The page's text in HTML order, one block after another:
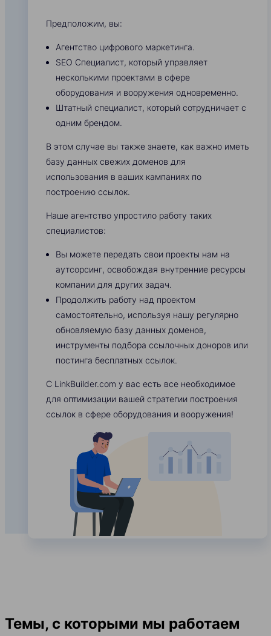
Предположим, вы:
Агентство цифрового маркетинга.
SEO Специалист, который управляет
несколькими проектами в сфере
оборудования и вооружения одновременно.
Штатный специалист, который сотрудничает с
одним брендом.
В этом случае вы также знаете, как важно иметь
базу данных свежих доменов для
использования в ваших кампаниях по
построению ссылок.
Наше агентство упростило работу таких
специалистов:
Вы можете передать свои проекты нам на
аутсорсинг, освобождая внутренние ресурсы
компании для других задач.
Продолжить работу над проектом
самостоятельно, используя нашу регулярно
обновляемую базу данных доменов,
инструменты подбора ссылочных доноров или
постинга бесплатных ссылок.
С LinkBuilder.com у вас есть все необходимое
для оптимизации вашей стратегии построения
ссылок в сфере оборудования и вооружения!
Темы, с которыми мы работаем